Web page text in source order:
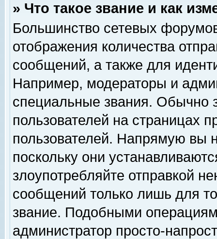
» Что такое звание и как
Большинство сетевых
отображения количества
сообщений, а также для
Например, модераторы и
специальные звания. Обычно
пользователей на страницах
пользователей. Напрямую вы
поскольку они
злоупотребляйте отправкой
сообщений только лишь для
звание. Подобными
администратор просто-